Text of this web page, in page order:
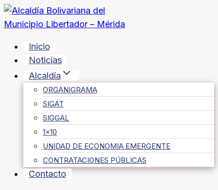
Saltar
al
Inicio
Noticias
Alcaldía
ORGANIGRAMA
SIGAT
SIGGAL
1×10
UNIDAD DE ECONOMIA EMERGENTE
CONTRATACIONES PÚBLICAS
Contacto